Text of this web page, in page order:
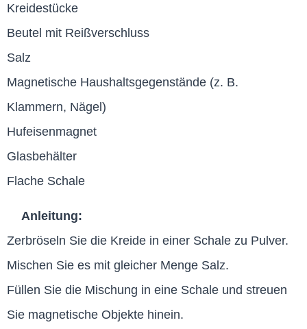
Kreidestücke
Beutel mit Reißverschluss
Salz
Magnetische Haushaltsgegenstände (z. B.
Klammern, Nägel)
Hufeisenmagnet
Glasbehälter
Flache Schale
Anleitung:
Zerbröseln Sie die Kreide in einer Schale zu Pulver.
Mischen Sie es mit gleicher Menge Salz.
Füllen Sie die Mischung in eine Schale und streuen
Sie magnetische Objekte hinein.